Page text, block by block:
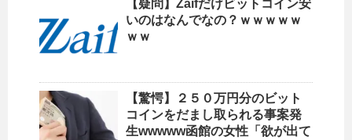
【疑問】Zaifだけビットコイン安
いのはなんでなの？ｗｗｗｗｗ
ｗｗ
【驚愕】２５０万円分のビット
コインをだまし取られる事案発
生wwwww函館の女性「欲が出て